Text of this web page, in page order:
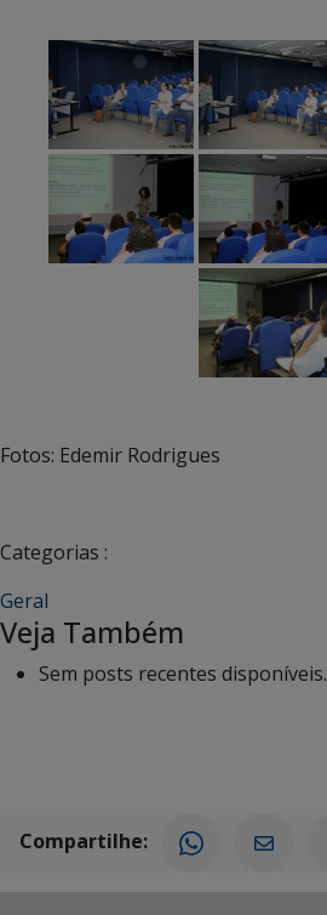
Fotos: Edemir Rodrigues
Categorias :
Geral
Veja Também
Sem posts recentes disponíveis.
Compartilhe: